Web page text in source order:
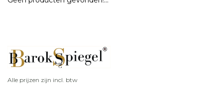
Alle prijzen zijn incl. btw